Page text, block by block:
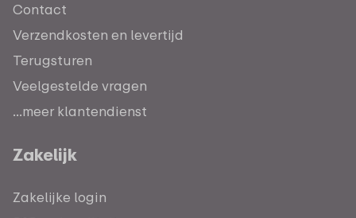
Contact
Verzendkosten en levertijd
Terugsturen
Veelgestelde vragen
...meer klantendienst
Zakelijk
Zakelijke login